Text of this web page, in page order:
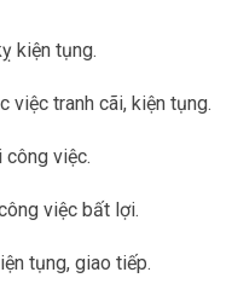
kiện tụng.
việc tranh cãi, kiện tụng.
công việc.
việc bất lợi.
tụng, giao tiếp.